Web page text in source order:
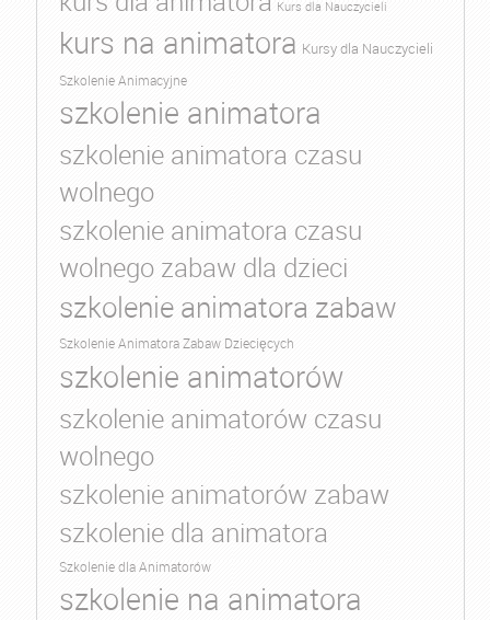
Kurs dla Nauczycieli
kurs na animatora Kursy dla Nauczycieli
Szkolenie Animacyjne
szkolenie animatora
szkolenie animatora czasu
wolnego
szkolenie animatora czasu
wolnego zabaw dla dzieci
szkolenie animatora zabaw
Szkolenie Animatora Zabaw Dziecięcych
szkolenie animatorów
szkolenie animatorów czasu
wolnego
szkolenie animatorów zabaw
szkolenie dla animatora
Szkolenie dla Animatorów
szkolenie na animatora